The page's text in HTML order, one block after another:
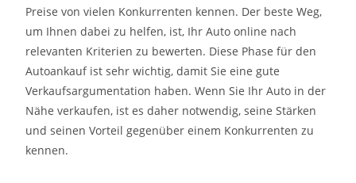
Preise von vielen Konkurrenten kennen. Der beste Weg,
um Ihnen dabei zu helfen, ist, Ihr Auto online nach
relevanten Kriterien zu bewerten. Diese Phase für den
Autoankauf ist sehr wichtig, damit Sie eine gute
Verkaufsargumentation haben. Wenn Sie Ihr Auto in der
Nähe verkaufen, ist es daher notwendig, seine Stärken
und seinen Vorteil gegenüber einem Konkurrenten zu
kennen.